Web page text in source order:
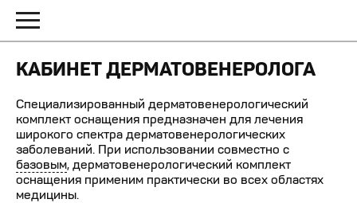
КАБИНЕТ ДЕРМАТОВЕНЕРОЛОГА
Специализированный дерматовенерологический
комплект оснащения предназначен для лечения
широкого спектра дерматовенерологических
заболеваний. При использовании совместно с
базовым, дерматовенерологический комплект
оснащения применим практически во всех областях
медицины.